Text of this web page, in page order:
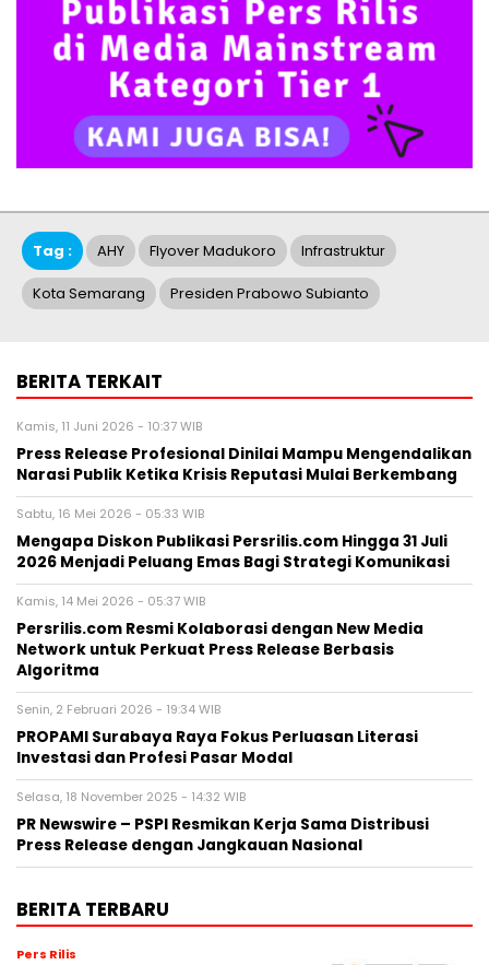
Tag : AHY Flyover Madukoro Infrastruktur
Kota Semarang Presiden Prabowo Subianto
BERITA TERKAIT
Kamis, 11 Juni 2026 - 10:37 WIB
Press Release Profesional Dinilai Mampu Mengendalikan
Narasi Publik Ketika Krisis Reputasi Mulai Berkembang
Sabtu, 16 Mei 2026 - 05:33 WIB
Mengapa Diskon Publikasi Persrilis.com Hingga 31 Juli
2026 Menjadi Peluang Emas Bagi Strategi Komunikasi
Kamis, 14 Mei 2026 - 05:37 WIB
Persrilis.com Resmi Kolaborasi dengan New Media
Network untuk Perkuat Press Release Berbasis
Algoritma
Senin, 2 Februari 2026 - 19:34 WIB
PROPAMI Surabaya Raya Fokus Perluasan Literasi
Investasi dan Profesi Pasar Modal
Selasa, 18 November 2025 - 14:32 WIB
PR Newswire – PSPI Resmikan Kerja Sama Distribusi
Press Release dengan Jangkauan Nasional
BERITA TERBARU
Pers Rilis